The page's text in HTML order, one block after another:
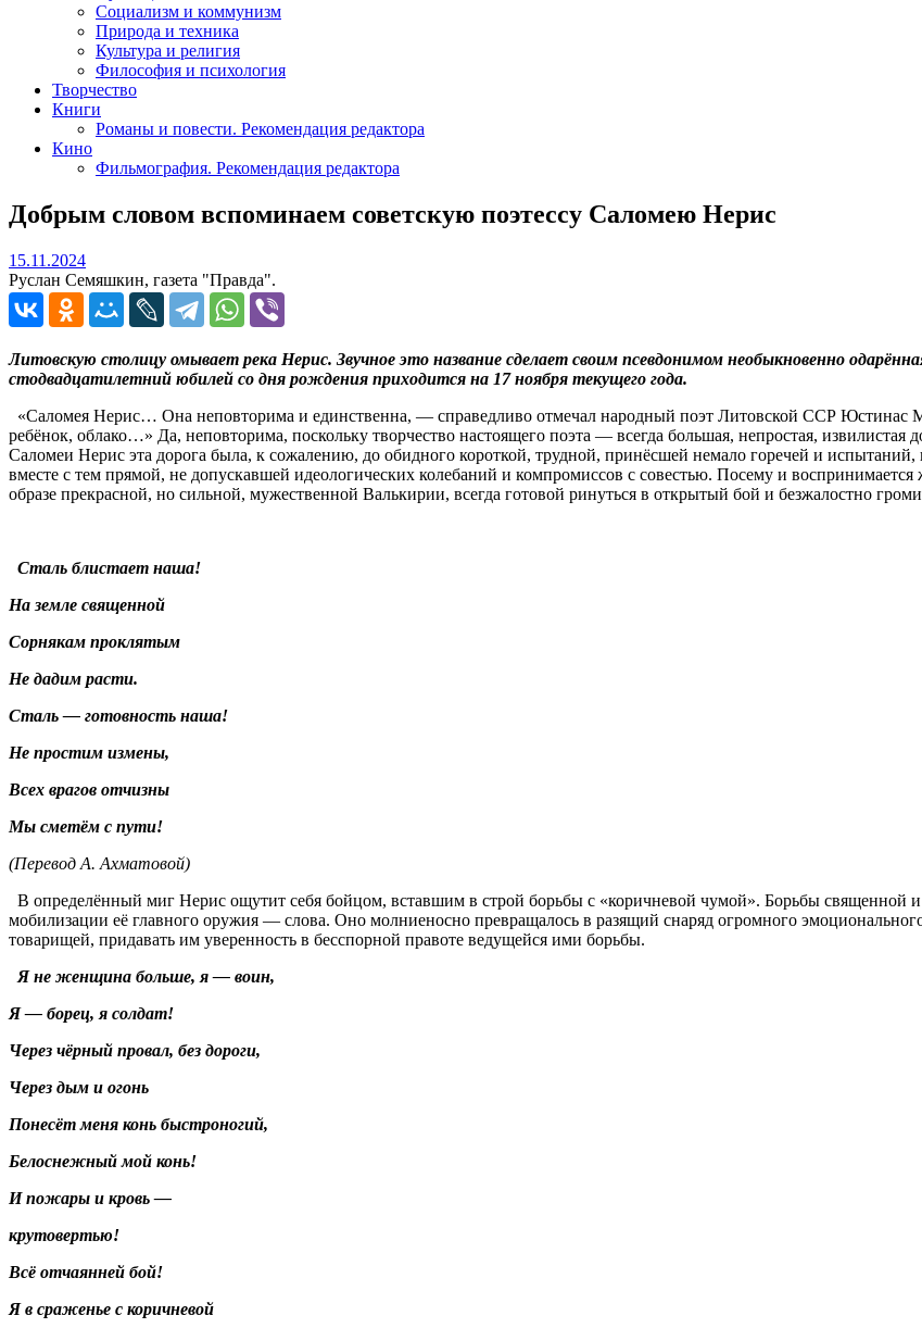
Социализм и коммунизм
Природа и техника
Культура и религия
Философия и психология
Творчество
Книги
Романы и повести. Рекомендация редактора
Кино
Фильмография. Рекомендация редактора
Добрым словом вспоминаем советскую поэтессу Саломею Нерис
15.11.202415.11.2024
Руслан Семяшкин, газета "Правда".
Литовскую столицу омывает река Нерис. Звучное это название сделает своим псевдонимом необыкновенно
стодвадцатилетний юбилей со дня рождения приходится на 17 ноября текущего года.
«Саломея Нерис… Она неповторима и единственна, — справедливо отмечал народный поэт Литовской ССР Юстинас
ребёнок, облако…» Да, неповторима, поскольку творчество настоящего поэта — всегда большая, непростая,
Саломеи Нерис эта дорога была, к сожалению, до обидного короткой, трудной, принёсшей немало горечей и
вместе с тем прямой, не допускавшей идеологических колебаний и компромиссов с совестью. Посему и
образе прекрасной, но сильной, мужественной Валькирии, всегда готовой ринуться в открытый бой и безжалостно
Сталь блистает наша!
На земле священной
Сорнякам проклятым
Не дадим расти.
Сталь — готовность наша!
Не простим измены,
Всех врагов отчизны
Мы сметём с пути!
(Перевод А. Ахматовой)
В определённый миг Нерис ощутит себя бойцом, вставшим в строй борьбы с «коричневой чумой». Борьбы священной
мобилизации её главного оружия — слова. Оно молниеносно превращалось в разящий снаряд огромного
товарищей, придавать им уверенность в бесспорной правоте ведущейся ими борьбы.
Я не женщина больше, я — воин,
Я — борец, я солдат!
Через чёрный провал, без дороги,
Через дым и огонь
Понесёт меня конь быстроногий,
Белоснежный мой конь!
И пожары и кровь —
крутовертью!
Всё отчаянней бой!
Я в сраженье с коричневой